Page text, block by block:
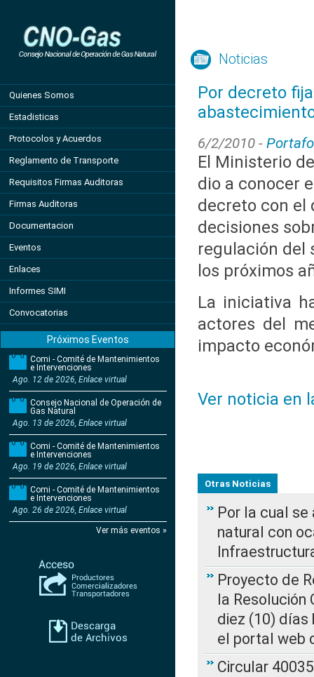
Quienes Somos
Estadisticas
Protocolos y Acuerdos
Reglamento de Transporte
Requisitos Firmas Auditoras
Firmas Auditoras
Documentacion
Eventos
Enlaces
Informes SIMI
Convocatorias
Próximos Eventos
Comi - Comité de Mantenimientos
e Intervenciones
Ago. 12 de 2026, Enlace virtual
Consejo Nacional de Operación de
Gas Natural
Ago. 13 de 2026, Enlace virtual
Comi - Comité de Mantenimientos
e Intervenciones
Ago. 19 de 2026, Enlace virtual
Comi - Comité de Mantenimientos
e Intervenciones
Ago. 26 de 2026, Enlace virtual
Ver más eventos »
Noticias
Por decreto
6/2/2010 -
El Ministerio
dio a conocer
decreto con el
decisiones
regulación del
los próximos
La iniciativa
actores del
impacto
Ver noticia en
Otras Noticias
Por la cual
natural con
Proyecto de
la Resolución
diez (10) días
el portal web
Circular